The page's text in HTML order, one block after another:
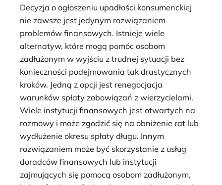
Decyzja o ogłoszeniu upadłości konsumenckiej
nie zawsze jest jedynym rozwiązaniem
problemów finansowych. Istnieje wiele
alternatyw, które mogą pomóc osobom
zadłużonym w wyjściu z trudnej sytuacji bez
konieczności podejmowania tak drastycznych
kroków. Jedną z opcji jest renegocjacja
warunków spłaty zobowiązań z wierzycielami.
Wiele instytucji finansowych jest otwartych na
rozmowy i może zgodzić się na obniżenie rat lub
wydłużenie okresu spłaty długu. Innym
rozwiązaniem może być skorzystanie z usług
doradców finansowych lub instytucji
zajmujących się pomocą osobom zadłużonym,